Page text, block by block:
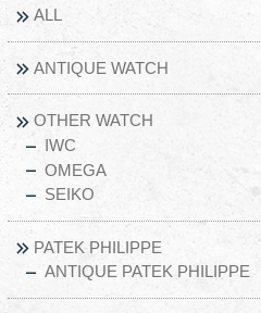
ALL
ANTIQUE WATCH
OTHER WATCH
IWC
OMEGA
SEIKO
PATEK PHILIPPE
ANTIQUE PATEK PHILIPPE